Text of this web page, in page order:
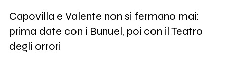
Capovilla e Valente non si fermano mai:
prima date con i Bunuel, poi con il Teatro
degli orrori